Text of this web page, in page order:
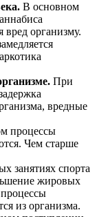
В основном
организму.
При
вредные
процессы
Чем старше
занятиях спорта
жировых
из организма.